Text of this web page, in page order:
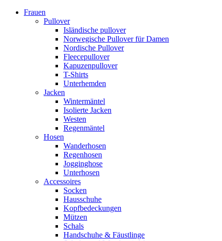
Frauen
Pullover
Isländische pullover
Norwegische Pullover für Damen
Nordische Pullover
Fleecepullover
Kapuzenpullover
T-Shirts
Unterhemden
Jacken
Wintermäntel
Isolierte Jacken
Westen
Regenmäntel
Hosen
Wanderhosen
Regenhosen
Jogginghose
Unterhosen
Accessoires
Socken
Hausschuhe
Kopfbedeckungen
Mützen
Schals
Handschuhe & Fäustlinge